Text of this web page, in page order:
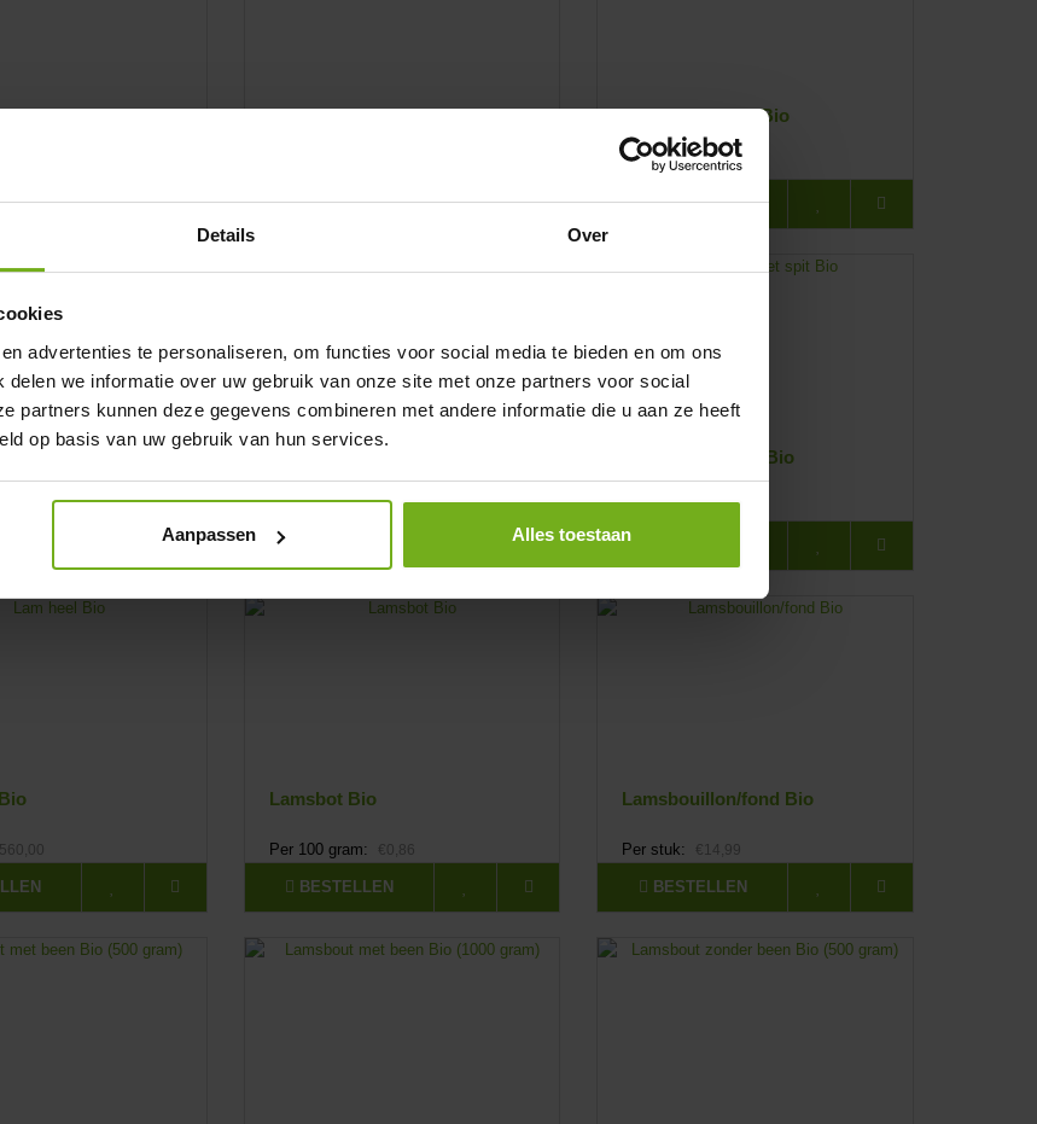
Details Over
advertenties te personaliseren, om functies voor social media te bieden en om ons
we informatie over uw gebruik van onze site met onze partners voor social
partners kunnen deze gegevens combineren met andere informatie die u aan ze heeft
op basis van uw gebruik van hun services.
Aanpassen Alles toestaan
met been Bio Lamsrack Bio (500 gr)
BESTELLEN
Lamsvleesspies Bio
Per 100 gram:€3,80
BESTELLEN
€3,15 Per 100 gram:€3,30
Lam aan het spit Bio
Per stuk:€600,00
Lamsbot Bio
Per 100 gram: €0,86
BESTELLEN
Lamsbouillon/fond Bio
Per stuk: €14,99
BESTELLEN